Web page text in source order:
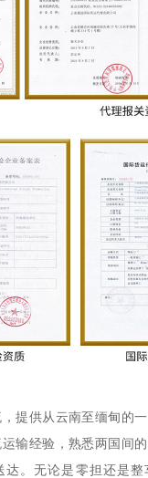
提供从云南至缅甸的
输经验，熟悉两国间
达。无论是零担还是整